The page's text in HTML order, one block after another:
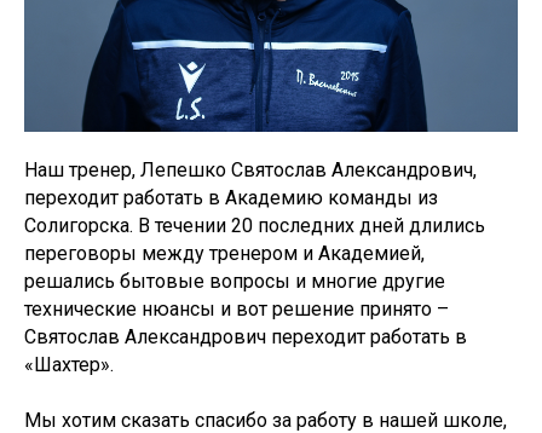
Наш тренер, Лепешко Святослав Александрович,
переходит работать в Академию команды из
Солигорска. В течении 20 последних дней длились
переговоры между тренером и Академией,
решались бытовые вопросы и многие другие
технические нюансы и вот решение принято –
Святослав Александрович переходит работать в
«Шахтер».
Мы хотим сказать спасибо за работу в нашей школе,